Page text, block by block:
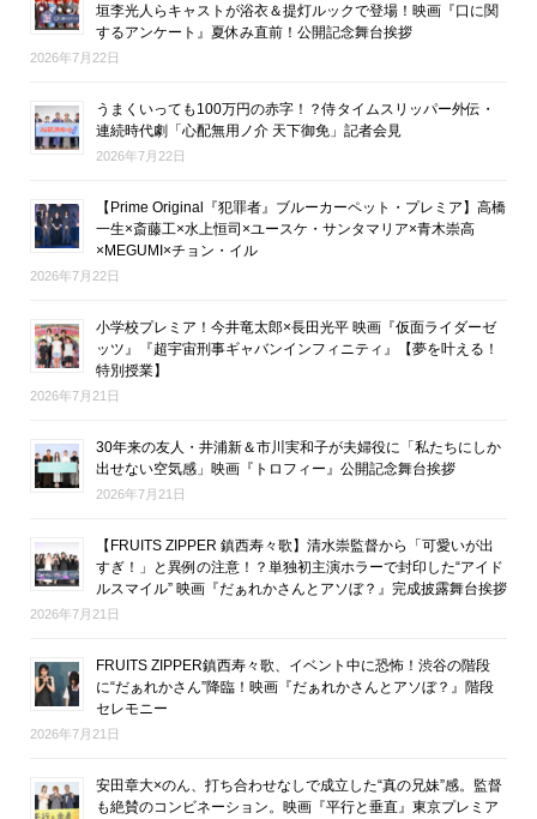
垣李光人らキャストが浴衣＆提灯ルックで登場！映画『口に関
するアンケート』夏休み直前！公開記念舞台挨拶
2026年7月22日
うまくいっても100万円の赤字！？侍タイムスリッパー外伝・
連続時代劇「心配無用ノ介 天下御免」記者会見
2026年7月22日
【Prime Original『犯罪者』ブルーカーペット・プレミア】高橋
一生×斎藤工×水上恒司×ユースケ・サンタマリア×青木崇高
×MEGUMI×チョン・イル
2026年7月22日
小学校プレミア！今井竜太郎×長田光平 映画『仮面ライダーゼ
ッツ』『超宇宙刑事ギャバンインフィニティ』【夢を叶える！
特別授業】
2026年7月21日
30年来の友人・井浦新＆市川実和子が夫婦役に「私たちにしか
出せない空気感」映画『トロフィー』公開記念舞台挨拶
2026年7月21日
【FRUITS ZIPPER 鎮西寿々歌】清水崇監督から「可愛いが出
すぎ！」と異例の注意！？単独初主演ホラーで封印した“アイド
ルスマイル” 映画『だぁれかさんとアソぼ？』完成披露舞台挨拶
2026年7月21日
FRUITS ZIPPER鎮西寿々歌、イベント中に恐怖！渋谷の階段
に“だぁれかさん”降臨！映画『だぁれかさんとアソぼ？』階段
セレモニー
2026年7月21日
安田章大×のん、打ち合わせなしで成立した“真の兄妹”感。監督
も絶賛のコンビネーション。映画『平行と垂直』東京プレミア